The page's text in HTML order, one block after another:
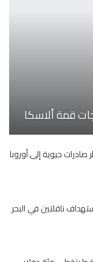
قمة ألاسكا
حيوية إلى أوروبا
دولار بعد استهداف ناقلتين في البحر